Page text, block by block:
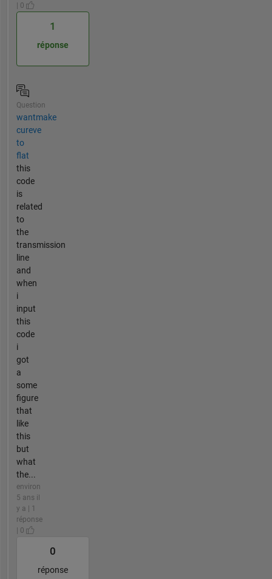
| 0
1
réponse
Question
wantmake
cureve
to
flat
this
code
is
related
to
the
transmission
line
and
when
i
input
this
code
i
got
a
some
figure
that
like
this
but
what
the...
environ
5 ans il
y a | 1
réponse
| 0
0
réponse